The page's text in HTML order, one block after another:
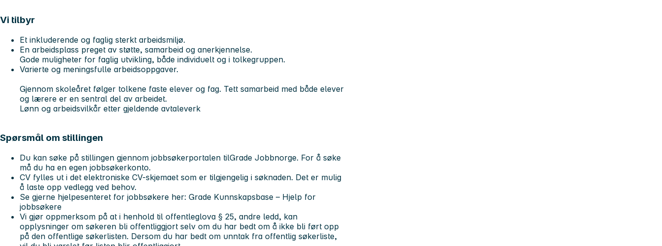
Vi tilbyr
Et inkluderende og faglig sterkt arbeidsmiljø.
En arbeidsplass preget av støtte, samarbeid og anerkjennelse.
Gode muligheter for faglig utvikling, både individuelt og i tolkegruppen.
Varierte og meningsfulle arbeidsoppgaver.
Gjennom skoleåret følger tolkene faste elever og fag. Tett samarbeid med både elever
og lærere er en sentral del av arbeidet.
Lønn og arbeidsvilkår etter gjeldende avtaleverk
Spørsmål om stillingen
Du kan søke på stillingen gjennom jobbsøkerportalen tilGrade Jobbnorge. For å søke
må du ha en egen jobbsøkerkonto.
CV fylles ut i det elektroniske CV-skjemaet som er tilgjengelig i søknaden. Det er mulig
å laste opp vedlegg ved behov.
Se gjerne hjelpesenteret for jobbsøkere her: Grade Kunnskapsbase – Hjelp for
jobbsøkere
Vi gjør oppmerksom på at i henhold til offentleglova § 25, andre ledd, kan
opplysninger om søkeren bli offentliggjort selv om du har bedt om å ikke bli ført opp
på den offentlige søkerlisten. Dersom du har bedt om unntak fra offentlig søkerliste,